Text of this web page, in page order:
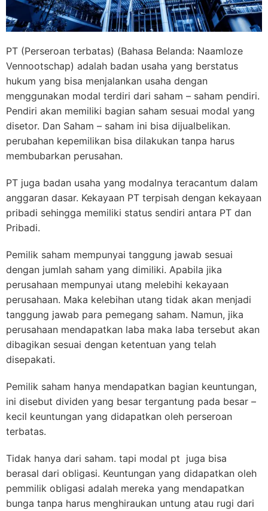
PT (Perseroan terbatas) (Bahasa Belanda: Naamloze
Vennootschap) adalah badan usaha yang berstatus
hukum yang bisa menjalankan usaha dengan
menggunakan modal terdiri dari saham – saham pendiri.
Pendiri akan memiliki bagian saham sesuai modal yang
disetor. Dan Saham – saham ini bisa dijualbelikan.
perubahan kepemilikan bisa dilakukan tanpa harus
membubarkan perusahan.
PT juga badan usaha yang modalnya teracantum dalam
anggaran dasar. Kekayaan PT terpisah dengan kekayaan
pribadi sehingga memiliki status sendiri antara PT dan
Pribadi.
Pemilik saham mempunyai tanggung jawab sesuai
dengan jumlah saham yang dimiliki. Apabila jika
perusahaan mempunyai utang melebihi kekayaan
perusahaan. Maka kelebihan utang tidak akan menjadi
tanggung jawab para pemegang saham. Namun, jika
perusahaan mendapatkan laba maka laba tersebut akan
dibagikan sesuai dengan ketentuan yang telah
disepakati.
Pemilik saham hanya mendapatkan bagian keuntungan,
ini disebut dividen yang besar tergantung pada besar –
kecil keuntungan yang didapatkan oleh perseroan
terbatas.
Tidak hanya dari saham. tapi modal pt juga bisa
berasal dari obligasi. Keuntungan yang didapatkan oleh
pemmilik obligasi adalah mereka yang mendapatkan
bunga tanpa harus menghiraukan untung atau rugi dari